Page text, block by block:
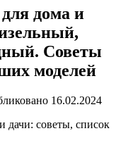
дома и
Советы
моделей
16.02.2024